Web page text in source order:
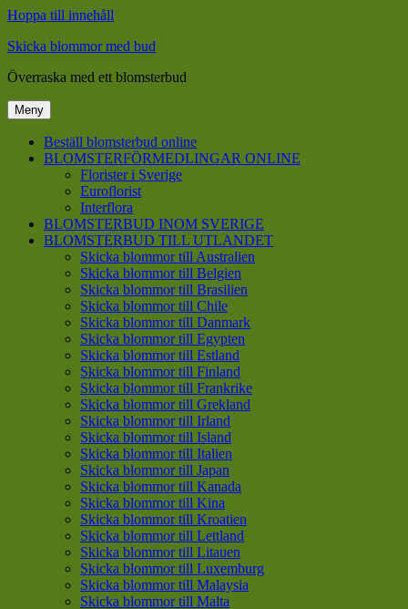
Hoppa till innehåll
Skicka blommor med bud
Överraska med ett blomsterbud
Meny
Beställ blomsterbud online
BLOMSTERFÖRMEDLINGAR ONLINE
Florister i Sverige
Euroflorist
Interflora
BLOMSTERBUD INOM SVERIGE
BLOMSTERBUD TILL UTLANDET
Skicka blommor till Australien
Skicka blommor till Belgien
Skicka blommor till Brasilien
Skicka blommor till Chile
Skicka blommor till Danmark
Skicka blommor till Egypten
Skicka blommor till Estland
Skicka blommor till Finland
Skicka blommor till Frankrike
Skicka blommor till Grekland
Skicka blommor till Irland
Skicka blommor till Island
Skicka blommor till Italien
Skicka blommor till Japan
Skicka blommor till Kanada
Skicka blommor till Kina
Skicka blommor till Kroatien
Skicka blommor till Lettland
Skicka blommor till Litauen
Skicka blommor till Luxemburg
Skicka blommor till Malaysia
Skicka blommor till Malta